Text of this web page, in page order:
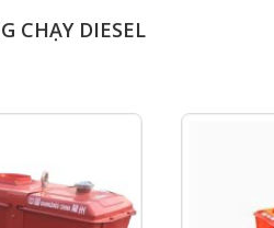
CHẠY DIESEL